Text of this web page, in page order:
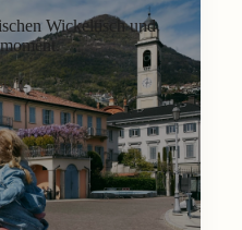
Wickeltisch und